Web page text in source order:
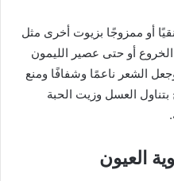
أو ممزوجًا بزيوت أخرى مثل
أو حتى عصير الليمون
الشعر ناعمًا وشفافًا ومنع
العسل وزيت الحبة
العيون